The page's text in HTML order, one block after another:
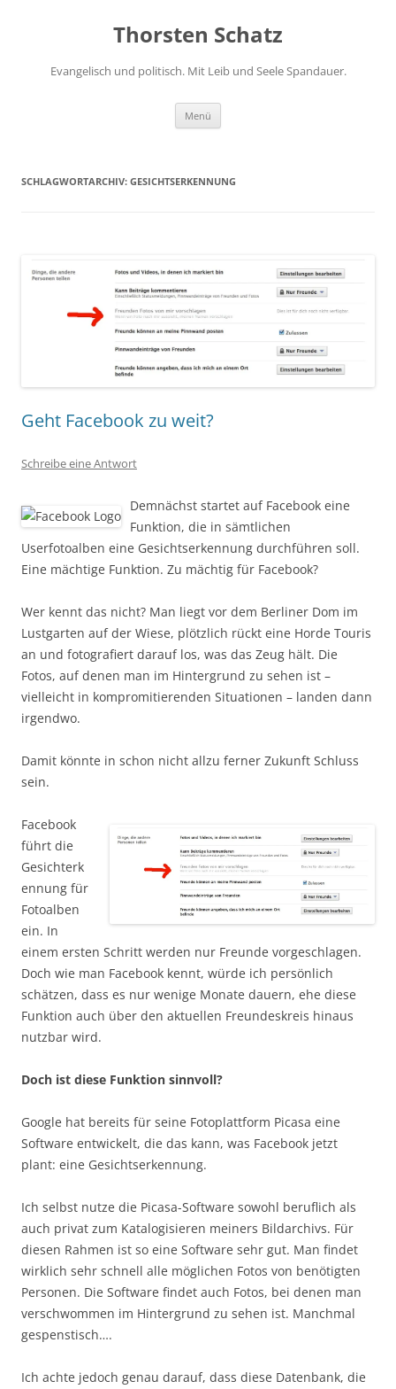
Thorsten Schatz
Evangelisch und politisch. Mit Leib und Seele Spandauer.
Menü
SCHLAGWORTARCHIV: GESICHTSERKENNUNG
Geht Facebook zu weit?
Schreibe eine Antwort
Demnächst startet auf Facebook eine
Funktion, die in sämtlichen
Userfotoalben eine Gesichtserkennung durchführen soll.
Eine mächtige Funktion. Zu mächtig für Facebook?
Wer kennt das nicht? Man liegt vor dem Berliner Dom im
Lustgarten auf der Wiese, plötzlich rückt eine Horde Touris
an und fotografiert darauf los, was das Zeug hält. Die
Fotos, auf denen man im Hintergrund zu sehen ist –
vielleicht in kompromitierenden Situationen – landen dann
irgendwo.
Damit könnte in schon nicht allzu ferner Zukunft Schluss
sein.
Facebook
führt die
Gesichterk
ennung für
Fotoalben
ein. In
einem ersten Schritt werden nur Freunde vorgeschlagen.
Doch wie man Facebook kennt, würde ich persönlich
schätzen, dass es nur wenige Monate dauern, ehe diese
Funktion auch über den aktuellen Freundeskreis hinaus
nutzbar wird.
Doch ist diese Funktion sinnvoll?
Google hat bereits für seine Fotoplattform Picasa eine
Software entwickelt, die das kann, was Facebook jetzt
plant: eine Gesichtserkennung.
Ich selbst nutze die Picasa-Software sowohl beruflich als
auch privat zum Katalogisieren meiners Bildarchivs. Für
diesen Rahmen ist so eine Software sehr gut. Man findet
wirklich sehr schnell alle möglichen Fotos von benötigten
Personen. Die Software findet auch Fotos, bei denen man
verschwommen im Hintergrund zu sehen ist. Manchmal
gespenstisch….
Ich achte jedoch genau darauf, dass diese Datenbank, die